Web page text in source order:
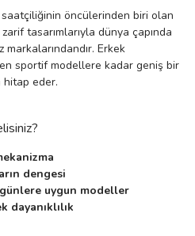
saatçiliğinin öncülerinden biri olan
tasarımlarıyla dünya çapında
Erkek
sportif modellere kadar geniş bir
hitap eder.
dengesi
uygun modeller
dayanıklılık